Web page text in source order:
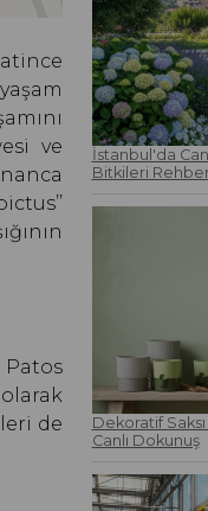
ve
de
İstanbul'da
Bitkileri
Dekoratif
Canlı Dokunuş